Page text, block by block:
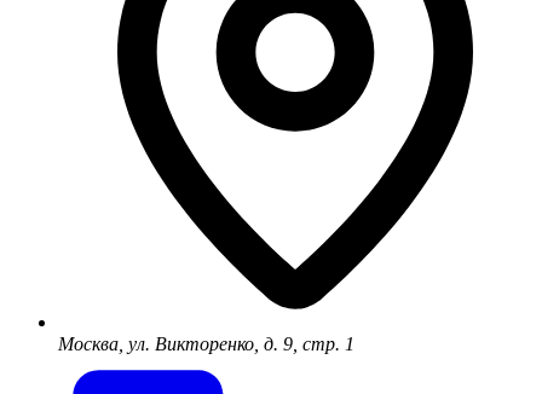
Москва, ул. Викторенко, д. 9, стр. 1